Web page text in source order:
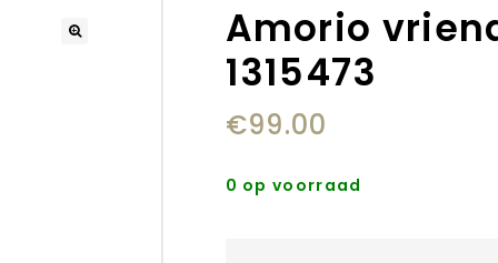
Amorio
1315473
€99.00
0 op voorraad